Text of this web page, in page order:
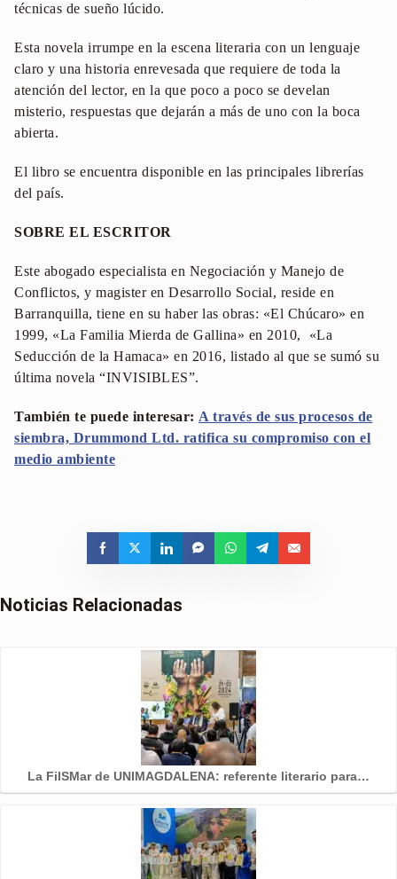
técnicas de sueño lúcido.
Esta novela irrumpe en la escena literaria con un lenguaje
claro y una historia enrevesada que requiere de toda la
atención del lector, en la que poco a poco se develan
misterio, respuestas que dejarán a más de uno con la boca
abierta.
El libro se encuentra disponible en las principales librerías
del país.
SOBRE EL ESCRITOR
Este abogado especialista en Negociación y Manejo de
Conflictos, y magister en Desarrollo Social, reside en
Barranquilla, tiene en su haber las obras: «El Chúcaro» en
1999, «La Familia Mierda de Gallina» en 2010, «La
Seducción de la Hamaca» en 2016, listado al que se sumó su
última novela “INVISIBLES”.
También te puede interesar: A través de sus procesos de
siembra, Drummond Ltd. ratifica su compromiso con el
medio ambiente
Noticias Relacionadas
La FilSMar de UNIMAGDALENA: referente literario para…